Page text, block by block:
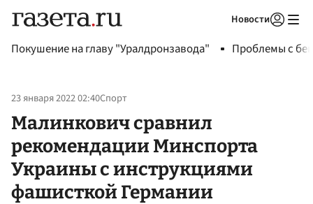
Новости
Покушение на главу "Уралдронзавода" Проблемы с
23 января 2022 02:40Спорт
Малинкович сравнил
рекомендации Минспорта
Украины с инструкциями
фашисткой Германии